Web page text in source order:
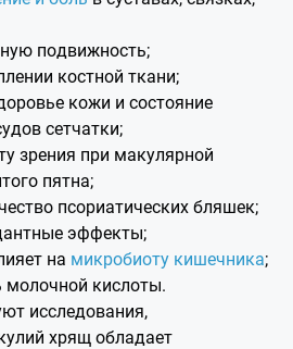
подвижность;
костной ткани;
кожи и состояние
сетчатки;
зрения при макулярной
пятна;
псориатических бляшек;
эффекты;
на микробиоту кишечника;
молочной кислоты.
исследования,
хрящ обладает